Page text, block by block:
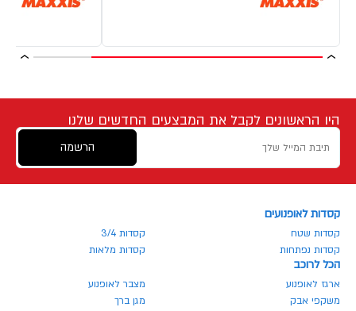
היו הראשונים לקבל את המבצעים החדשים שלנו
הרשמה
קסדות לאופנועים
קסדות שטח
קסדות 3/4
קסדות נפתחות
קסדות מלאות
הכל לרוכב
ארגז לאופנוע
מצבר לאופנוע
משקפי אבק
מגן ברך